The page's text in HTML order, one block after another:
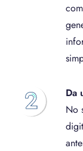
Da
No